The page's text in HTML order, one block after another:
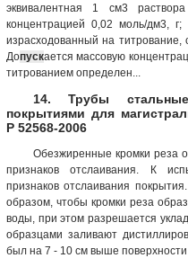
эквивалентная 1 см3
концентрацией 0,02 моль/дм3, г;
израсходованный на титрование,
Допускается массовую
титрованием определен...
14. Трубы
покрытиями для
Р 52568-2006
Обезжиренные кромки реза
признаков отслаивания. К
признаков отслаивания
образом, чтобы кромки реза
воды, при этом разрешается
образцами заливают
был на 7 - 10 см выше поверхности